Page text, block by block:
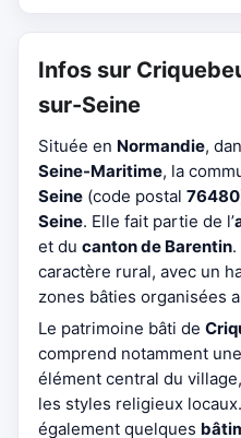
Infos sur
sur-Seine
Située en Normandie,
Seine-Maritime, la
Seine (code postal 76480
Seine. Elle fait partie de l’
et du canton de Barentin
caractère rural, avec un
zones bâties organisées
Le patrimoine bâti de
comprend notamment une
élément central du
les styles religieux
également quelques